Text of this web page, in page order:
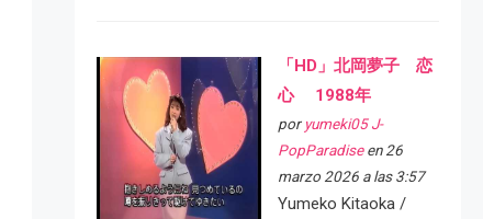
「HD」北岡夢子 恋
心 1988年
por yumeki05 J-
PopParadiseen 26
marzo 2026 a las 3:57
Yumeko Kitaoka /